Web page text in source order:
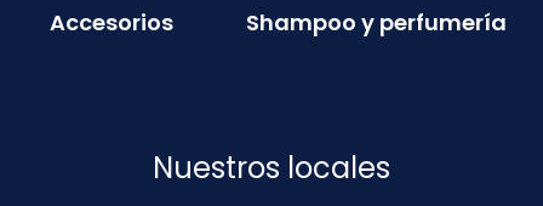
Accesorios
Shampoo y perfumería
Nuestros locales